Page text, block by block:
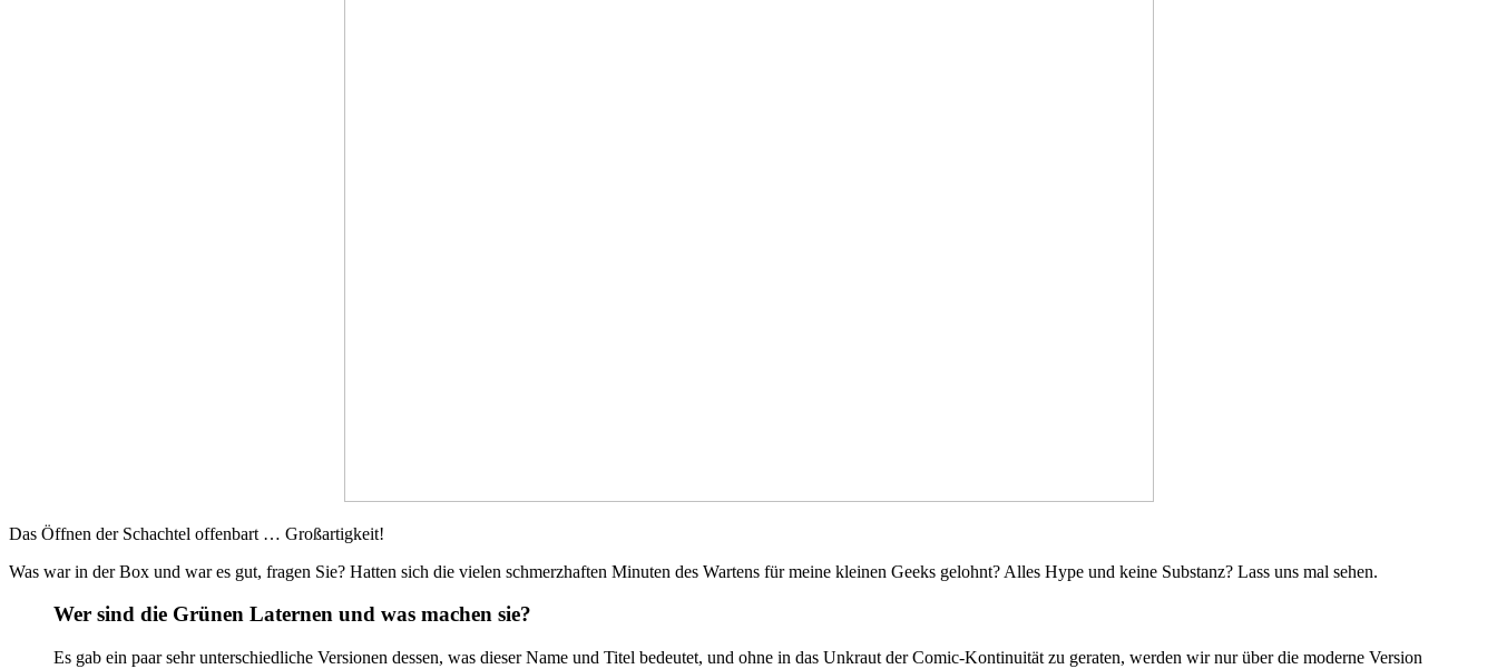
Das Öffnen der Schachtel offenbart … Großartigkeit!
Was war in der Box und war es gut, fragen Sie? Hatten sich die vielen schmerzhaften Minuten des Wartens für meine kleinen Geeks gelohnt? Alles Hype und keine Substanz? Lass uns mal sehen.
Wer sind die Grünen Laternen und was machen sie?
Es gab ein paar sehr unterschiedliche Versionen dessen, was dieser Name und Titel bedeutet, und ohne in das Unkraut der Comic-Kontinuität zu geraten, werden wir nur über die moderne Version